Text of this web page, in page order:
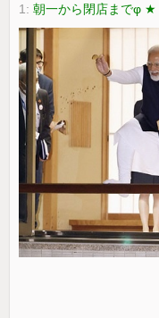
1:朝一から閉店までφ ★